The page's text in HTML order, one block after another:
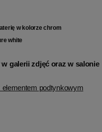
w kolorze chrom
white
galerii zdjęć oraz w salonie
elementem podtynkowym